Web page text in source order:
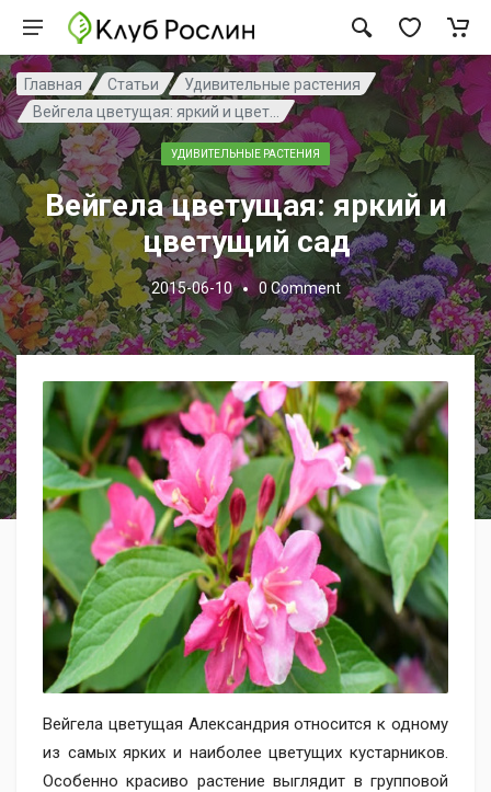
Главная Статьи
Удивительные растения
Вейгела цветущая: яркий и цвет...
УДИВИТЕЛЬНЫЕ РАСТЕНИЯ
Вейгела цветущая: яркий и
цветущий сад
2015-06-10 0Comment
Вейгела цветущая Александрия относится к одному
из самых ярких и наиболее цветущих кустарников.
Особенно красиво растение выглядит в групповой